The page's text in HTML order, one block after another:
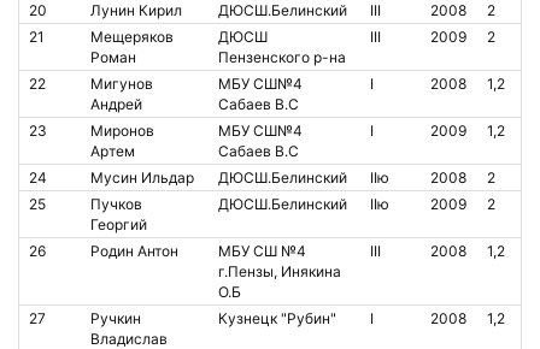
20 Лунин Кирил ДЮСШ.Белинский III 2008
2
21
Мещеряков
Роман
ДЮСШ
Пензенского р-на
III 2009 2
22
Мигунов
Андрей
МБУ СШ№4
Сабаев В.С
I 2008 1,2
23
Миронов
Артем
МБУ СШ№4
Сабаев В.С
I 2009 1,2
24 Мусин Ильдар ДЮСШ.Белинский IIю 2008
2
25
Пучков
Георгий
ДЮСШ.Белинский IIю 2009 2
26 Родин Антон
МБУ СШ №4
г.Пензы, Инякина
О.Б
III 2008 1,2
27
Ручкин
Владислав
Кузнецк "Рубин" I 2008 1,2